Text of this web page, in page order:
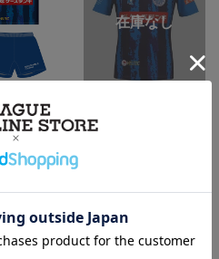
フォーム FP1s
FP 1st
23,020円～28,520円
に注目！タオルマフラーは応援